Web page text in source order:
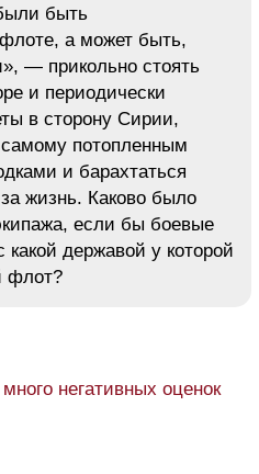
быть
а может быть,
— прикольно стоять
и периодически
в сторону Сирии,
потопленным
и барахтаться
жизнь. Каково было
если бы боевые
какой державой у которой
флот?
негативных оценок